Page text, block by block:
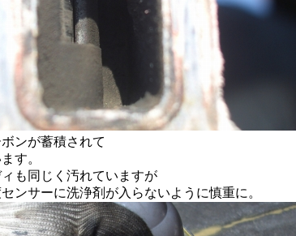
ンが蓄積されて
す。
も同じく汚れていますが
ンサーに洗浄剤が入らないように慎重に。